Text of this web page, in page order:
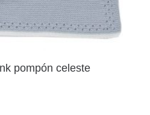
pompón celeste